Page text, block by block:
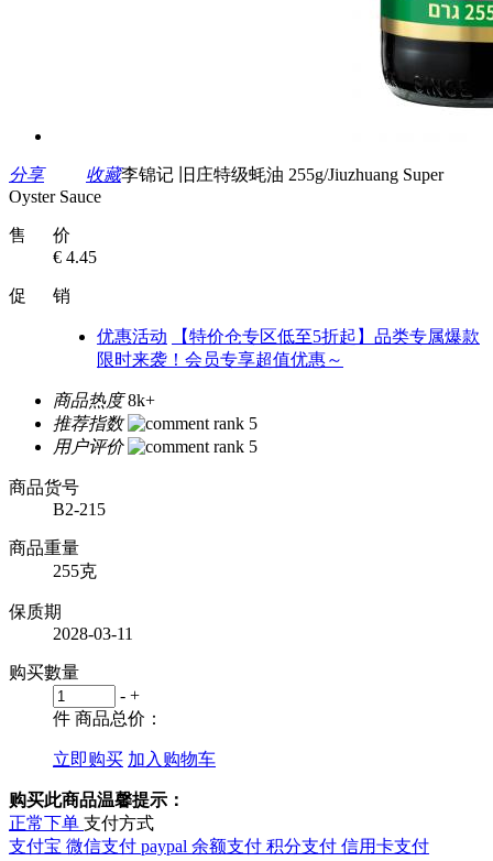
分享 收藏李锦记 旧庄特级蚝油 255g/Jiuzhuang Super
Oyster Sauce
售 价
€ 4.45
促 销
优惠活动
【特价仓专区低至5折起】品类专属爆款
限时来袭！会员专享超值优惠～
商品热度 8k+
推荐指数
用户评价
商品货号
B2-215
商品重量
255克
保质期
2028-03-11
购买數量
- +
件 商品总价：
立即购买 加入购物车
购买此商品温馨提示：
正常下单 支付方式
支付宝 微信支付 paypal 余额支付 积分支付 信用卡支付